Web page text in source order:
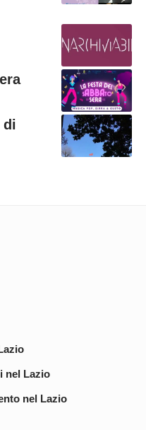
di
nel Lazio
nel Lazio